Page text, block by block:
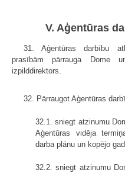
V. Aģentūras
31. Aģentūras darbību
prasībām pārrauga Dome
izpilddirektors.
32. Pārraugot Aģentūras
32.1. sniegt atzinumu
Aģentūras vidēja
darba plānu un kopējo
32.2. sniegt atzinumu